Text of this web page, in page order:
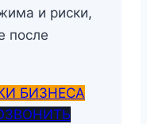
и риски,
после
БИЗНЕСА